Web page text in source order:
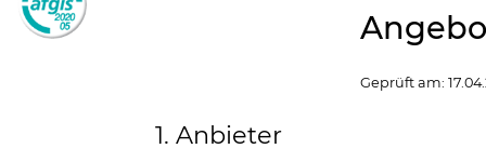
Geprüft am:
1. Anbieter